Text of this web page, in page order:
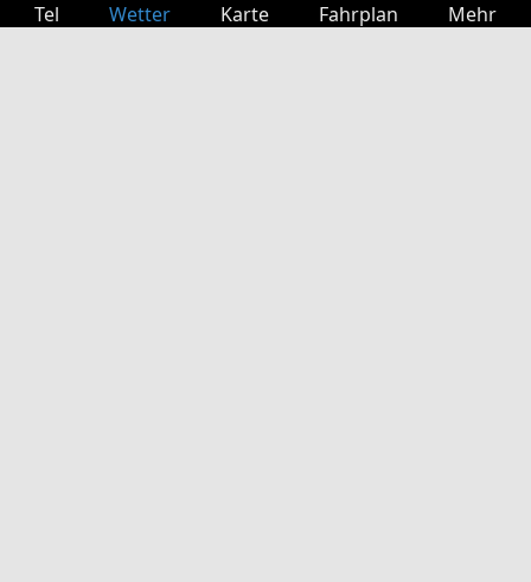
Tel Wetter Karte Fahrplan Mehr